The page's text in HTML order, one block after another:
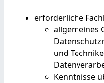
erforderliche
allgemeines
und
Kenntnisse